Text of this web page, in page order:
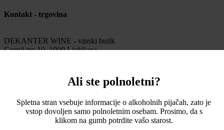
Ali ste polnoletni?
Spletna stran vsebuje informacije o alkoholnih pijačah, zato je
vstop dovoljen samo polnoletnim osebam. Prosimo, da s
klikom na gumb potrdite vašo starost.
Kontakt - trgovina
DEKANTER WINE - vinski butik
Gornji trg 10, 1000 Ljubljana
info@dekanter-wines.com
Ponudba